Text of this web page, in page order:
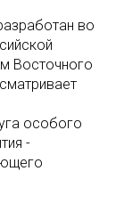
во
Восточного
особого
-